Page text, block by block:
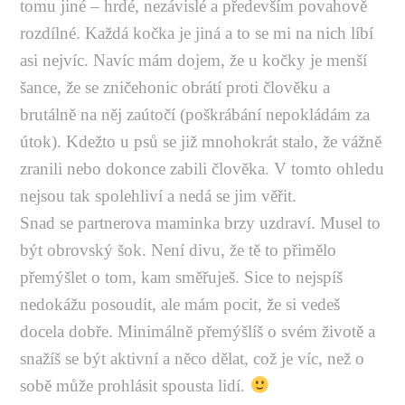
tomu jiné – hrdé, nezávislé a především povahově
rozdílné. Každá kočka je jiná a to se mi na nich líbí
asi nejvíc. Navíc mám dojem, že u kočky je menší
šance, že se zničehonic obrátí proti člověku a
brutálně na něj zaútočí (poškrábání nepokládám za
útok). Kdežto u psů se již mnohokrát stalo, že vážně
zranili nebo dokonce zabili člověka. V tomto ohledu
nejsou tak spolehliví a nedá se jim věřit.
Snad se partnerova maminka brzy uzdraví. Musel to
být obrovský šok. Není divu, že tě to přimělo
přemýšlet o tom, kam směřuješ. Sice to nejspíš
nedokážu posoudit, ale mám pocit, že si vedeš
docela dobře. Minimálně přemýšlíš o svém životě a
snažíš se být aktivní a něco dělat, což je víc, než o
sobě může prohlásit spousta lidí.